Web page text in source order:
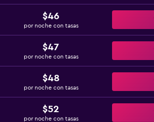
$46
por noche con tasas
$47
por noche con tasas
$48
por noche con tasas
$52
por noche con tasas